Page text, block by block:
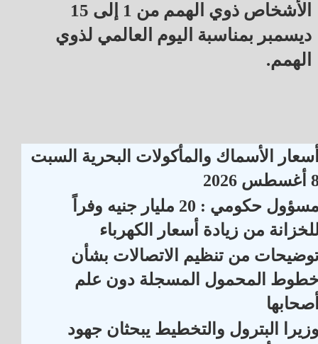
الأشخاص ذوي الهمم من 1 إلى 15
ديسمبر بمناسبة اليوم العالمي لذوي
الهمم.
الأسماك والمأكولات البحرية السبت
2026
مسؤول حكومي : 20 مليار جنيه وفراً
من زيادة أسعار الكهرباء
من تنظيم الاتصالات بشأن
المحمول المسجلة دون علم
البترول والتخطيط يبحثان جهود